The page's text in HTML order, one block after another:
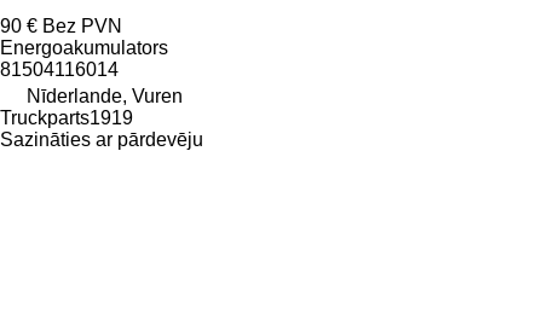
90 € Bez PVN
Energoakumulators
81504116014
Nīderlande, Vuren
Truckparts1919
Sazināties ar pārdevēju